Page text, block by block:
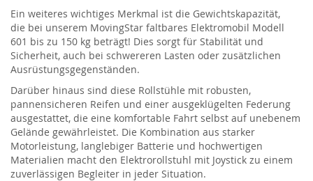
Ein weiteres wichtiges Merkmal ist die Gewichtskapazität,
die bei unserem MovingStar faltbares Elektromobil Modell
601 bis zu 150 kg beträgt! Dies sorgt für Stabilität und
Sicherheit, auch bei schwereren Lasten oder zusätzlichen
Ausrüstungsgegenständen.
Darüber hinaus sind diese Rollstühle mit robusten,
pannensicheren Reifen und einer ausgeklügelten Federung
ausgestattet, die eine komfortable Fahrt selbst auf unebenem
Gelände gewährleistet. Die Kombination aus starker
Motorleistung, langlebiger Batterie und hochwertigen
Materialien macht den Elektrorollstuhl mit Joystick zu einem
zuverlässigen Begleiter in jeder Situation.